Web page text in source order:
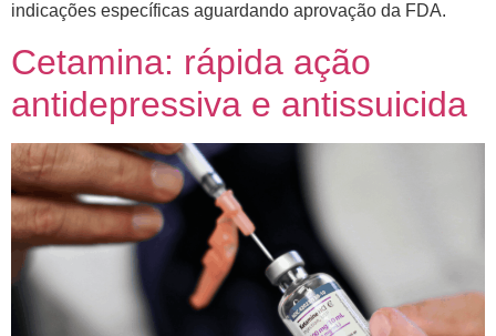
indicações específicas aguardando aprovação da FDA.
Cetamina: rápida ação
antidepressiva e antissuicida